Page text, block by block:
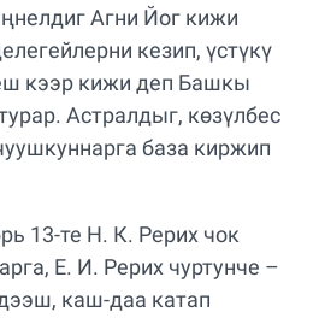
Агни Йог кижи
кезип, үстүкү
кээр кижи деп Башкы
Астралдыг, көзүлбес
база киржип
13-те Н. К. Рерих чок
Е. И. Рерих чуртунче –
каш-даа катап